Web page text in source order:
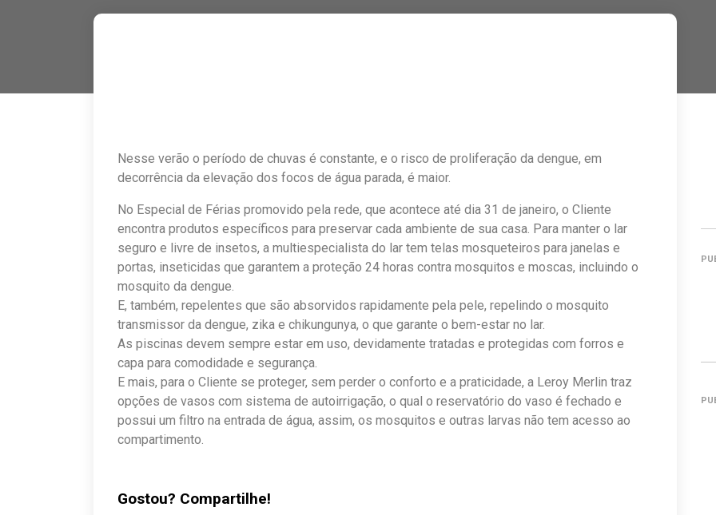
Nesse verão o período de chuvas é constante, e o risco de proliferação da dengue, em
decorrência da elevação dos focos de água parada, é maior.
No Especial de Férias promovido pela rede, que acontece até dia 31 de janeiro, o Cliente
encontra produtos específicos para preservar cada ambiente de sua casa. Para manter o lar
seguro e livre de insetos, a multiespecialista do lar tem telas mosqueteiros para janelas e
portas, inseticidas que garantem a proteção 24 horas contra mosquitos e moscas, incluindo o
mosquito da dengue.
E, também, repelentes que são absorvidos rapidamente pela pele, repelindo o mosquito
transmissor da dengue, zika e chikungunya, o que garante o bem-estar no lar.
As piscinas devem sempre estar em uso, devidamente tratadas e protegidas com forros e
capa para comodidade e segurança.
E mais, para o Cliente se proteger, sem perder o conforto e a praticidade, a Leroy Merlin traz
opções de vasos com sistema de autoirrigação, o qual o reservatório do vaso é fechado e
possui um filtro na entrada de água, assim, os mosquitos e outras larvas não tem acesso ao
compartimento.
Gostou? Compartilhe!